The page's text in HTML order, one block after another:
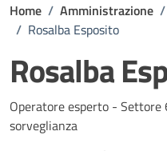
Home / Amministrazione /
/ Rosalba Esposito
Rosalba
Operatore esperto - Settore
sorveglianza